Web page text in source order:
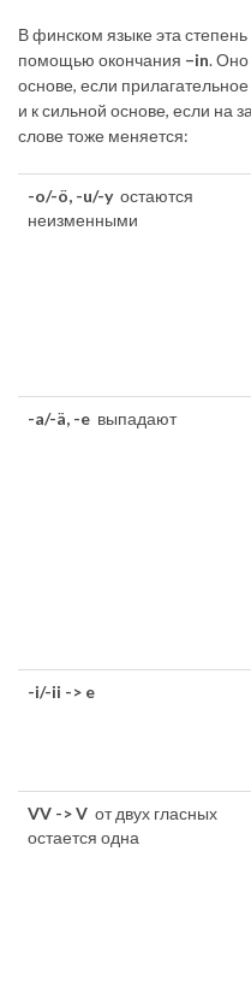
В финском языке эта
помощью окончания –in. Оно
основе, если
и к сильной основе, если на
слове тоже меняется:
-o/-ö, -u/-y остаются
неизменными
-a/-ä, -e выпадают
-i/-ii -> e
VV -> V от двух гласных
остается одна